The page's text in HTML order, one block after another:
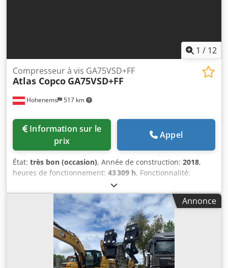
1 / 12
Hohenems 517 km
Compresseur à vis GA75VSD+FF
Atlas Copco GA75VSD+FF
prix
Appel
État: très bon (occasion), Année de construction: 2018,
heures de fonctionnement: 43 309 h, Fonctionnalité:
, Compresseur à vis Atlas Copco
GA75VSD+FF Convertisseur de fréquence et sécheur
intégrés Csdpfx Aszp Urwjlgjha 75 kW 12,75 bars 15,50
m³/min Année de fabrication : 2018 Heures de
fonctionnement : 43 309
Annonce